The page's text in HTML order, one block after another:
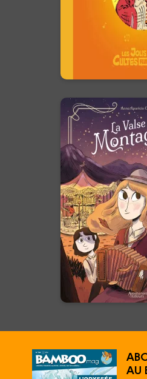
de musique, et
est imprégnée.
en originaux et
la place
dans l'humour et
En
La
20/08/2025
Se rappeler
choses et
En
AU